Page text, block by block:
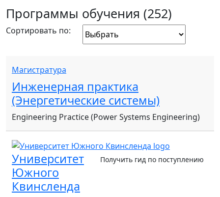
Программы обучения (252)
Сортировать по:
Магистратура
Инженерная практика
(Энергетические системы)
Engineering Practice (Power Systems Engineering)
Университет
Южного
Квинсленда
Получить гид по поступлению